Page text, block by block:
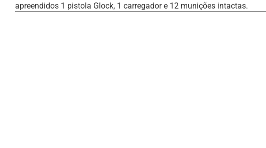
apreendidos 1 pistola Glock, 1 carregador e 12 munições intactas.